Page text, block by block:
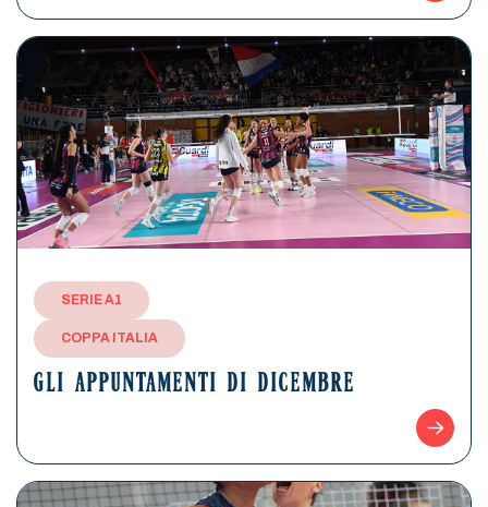
SERIE A1
COPPA ITALIA
GLI APPUNTAMENTI DI DICEMBRE